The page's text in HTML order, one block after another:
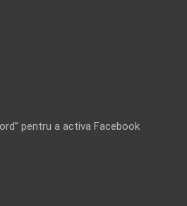
pentru a activa Facebook